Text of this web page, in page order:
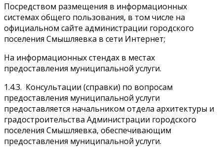
Посредством размещения в информационных
системах общего пользования, в том числе на
официальном сайте администрации городского
поселения Смышляевка в сети Интернет;
На информационных стендах в местах
предоставления муниципальной услуги.
1.4.3. Консультации (справки) по вопросам
предоставления муниципальной услуги
предоставляется начальником отдела архитектуры и
градостроительства Администрации городского
поселения Смышляевка, обеспечивающим
предоставления муниципальной услуги.